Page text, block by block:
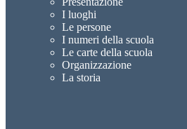
I luoghi
Le persone
I numeri della scuola
Le carte della scuola
Organizzazione
La storia